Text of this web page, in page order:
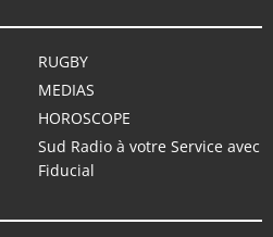
RUGBY
MEDIAS
HOROSCOPE
Sud Radio à votre Service avec
Fiducial